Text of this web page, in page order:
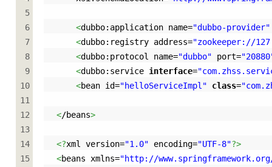
5
6
7
8
9
10
11
12
13
14
15
<dubbo:application name="dubbo-provider"
<dubbo:registry address="zookeeper://
<dubbo:protocol name="dubbo" port=
<dubbo:service interface=
<bean id="helloServiceImpl" class=
</beans>
<?xml version="1.0" encoding="UTF-8"?>
<beans xmlns="http://